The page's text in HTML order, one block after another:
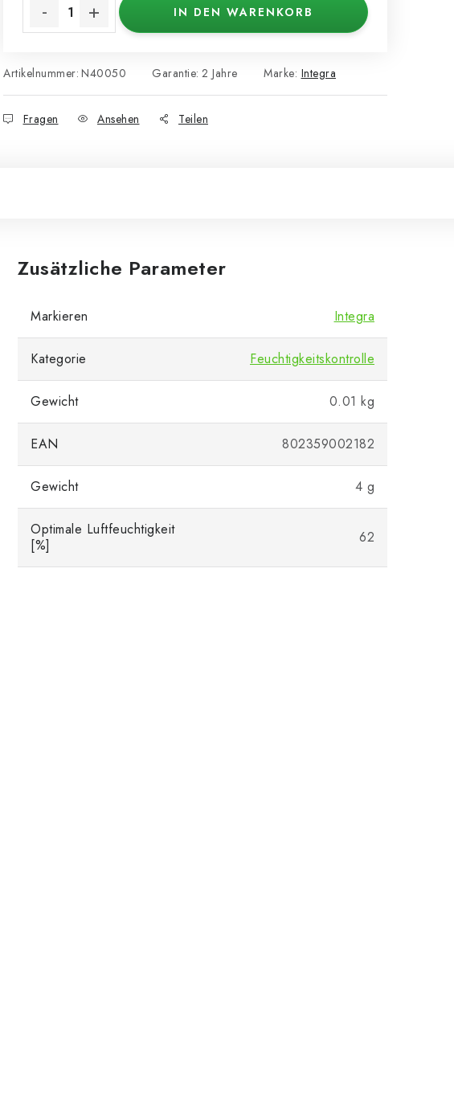
IN DEN WARENKORB
Artikelnummer: N40050 Marke: Integra
Garantie: 2 Jahre
Fragen Ansehen Teilen
Zusätzliche Parameter
Markieren Integra
Kategorie Feuchtigkeitskontrolle
Gewicht 0.01 kg
EAN 802359002182
Gewicht 4 g
Optimale Luftfeuchtigkeit
[%]
62